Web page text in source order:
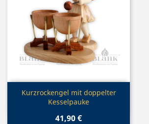
Vorschau
Kurzrockengel mit doppelter
Kesselpauke
41,90 €